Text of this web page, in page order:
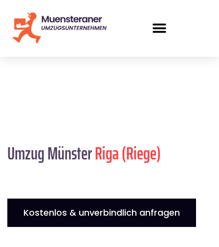
Umzug MünsterRiga (Riege)
Kostenlos & unverbindlich anfragen